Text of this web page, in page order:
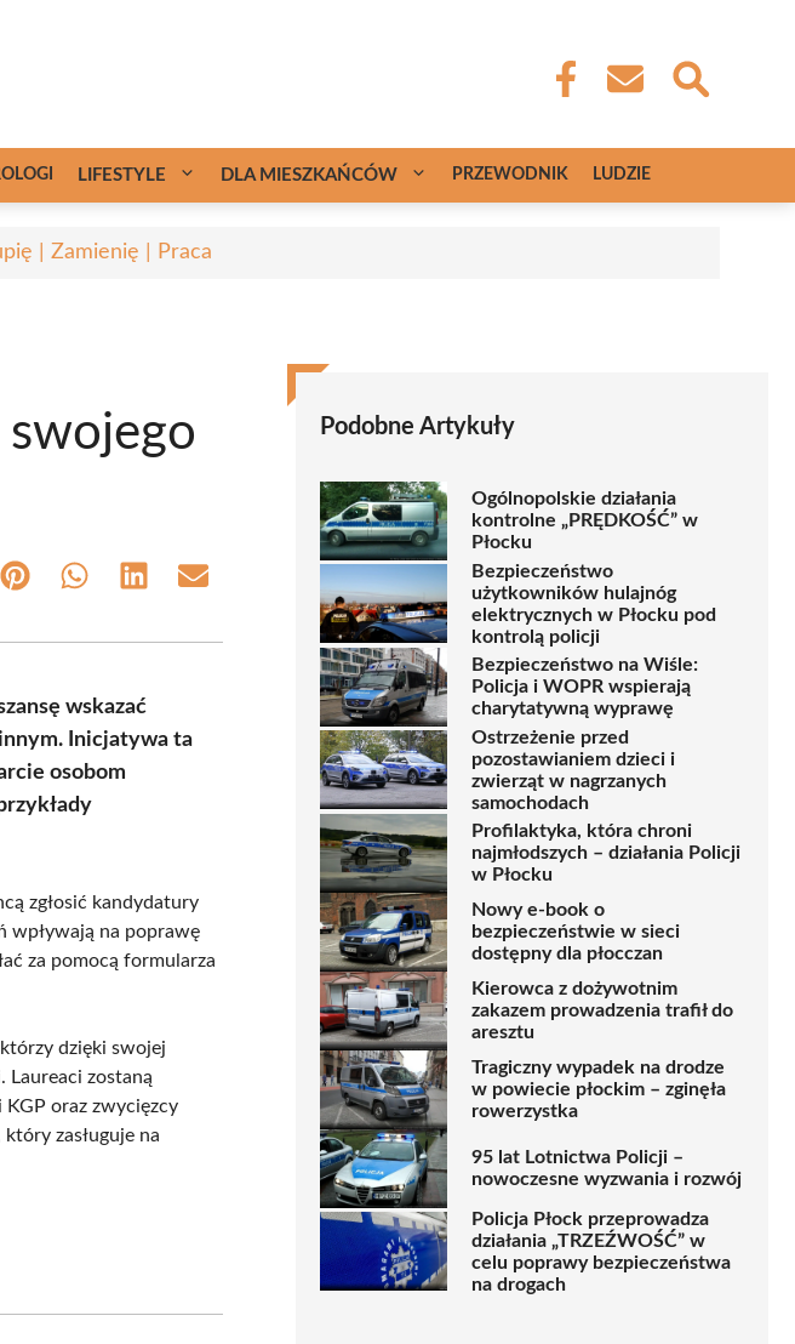
LIFESTYLE DLA MIESZKAŃCÓW PRZEWODNIK LUDZIE
| Zamienię | Praca
swojego
Share Share Share Share
wskazać
Inicjatywa ta
osobom
zgłosić kandydatury
wpływają na poprawę
za pomocą formularza
dzięki swojej
Laureaci zostaną
oraz zwycięzcy
zasługuje na
Podobne Artykuły
Ogólnopolskie działania
kontrolne „PRĘDKOŚĆ” w
Płocku
Bezpieczeństwo
użytkowników hulajnóg
elektrycznych w Płocku pod
kontrolą policji
Bezpieczeństwo na Wiśle:
Policja i WOPR wspierają
charytatywną wyprawę
Ostrzeżenie przed
pozostawianiem dzieci i
zwierząt w nagrzanych
samochodach
Profilaktyka, która chroni
najmłodszych – działania Policji
w Płocku
Nowy e-book o
bezpieczeństwie w sieci
dostępny dla płocczan
Kierowca z dożywotnim
zakazem prowadzenia trafił do
aresztu
Tragiczny wypadek na drodze
w powiecie płockim – zginęła
rowerzystka
95 lat Lotnictwa Policji –
nowoczesne wyzwania i rozwój
Policja Płock przeprowadza
działania „TRZEŹWOŚĆ” w
celu poprawy bezpieczeństwa
na drogach